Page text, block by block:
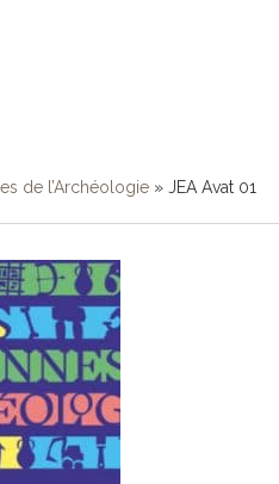
de l’Archéologie » JEA Avat 01